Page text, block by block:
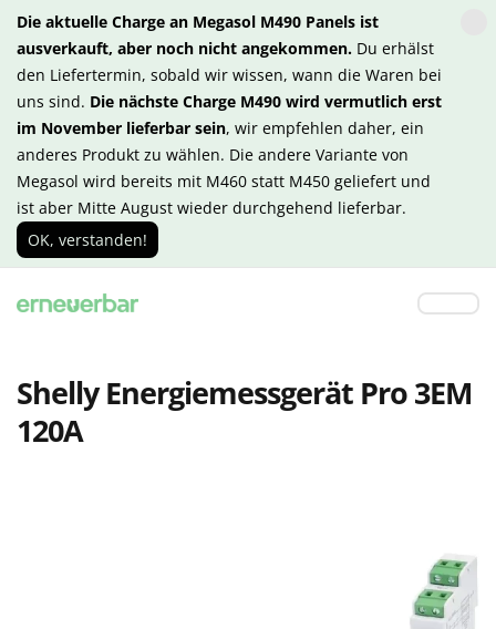
Die aktuelle Charge an Megasol M490 Panels ist
ausverkauft, aber noch nicht angekommen. Du erhälst
den Liefertermin, sobald wir wissen, wann die Waren bei
uns sind. Die nächste Charge M490 wird vermutlich erst
im November lieferbar sein, wir empfehlen daher, ein
anderes Produkt zu wählen. Die andere Variante von
Megasol wird bereits mit M460 statt M450 geliefert und
ist aber Mitte August wieder durchgehend lieferbar.
OK, verstanden!
Shelly Energiemessgerät Pro 3EM
120A